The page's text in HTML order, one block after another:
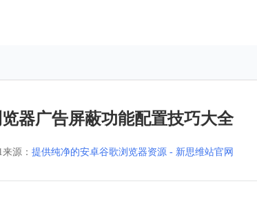
器广告屏蔽功能配置技巧大全
来源： 提供纯净的安卓谷歌浏览器资源 - 新思维站官网